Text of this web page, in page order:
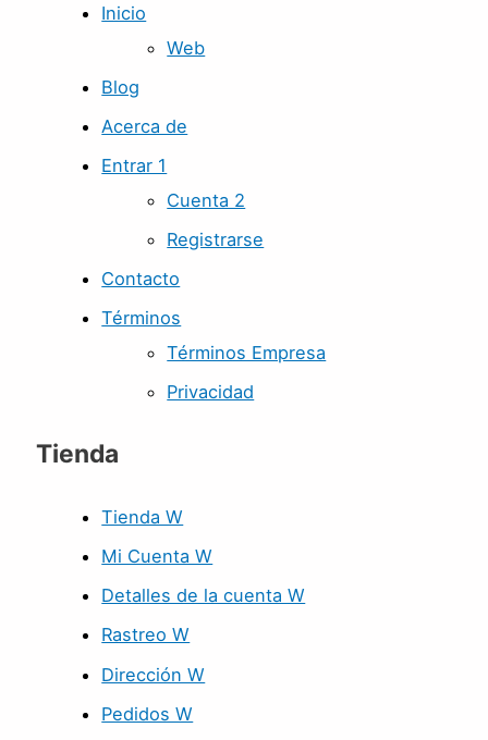
Inicio
Web
Blog
Acerca de
Entrar 1
Cuenta 2
Registrarse
Contacto
Términos
Términos Empresa
Privacidad
Tienda
Tienda W
Mi Cuenta W
Detalles de la cuenta W
Rastreo W
Dirección W
Pedidos W